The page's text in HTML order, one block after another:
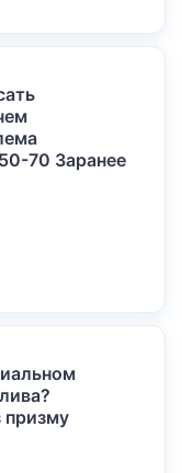
70 Заранее
призму